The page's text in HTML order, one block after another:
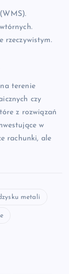
rzeczywistym.
terenie
czy
z rozwiązań
w
rachunki, ale
metali